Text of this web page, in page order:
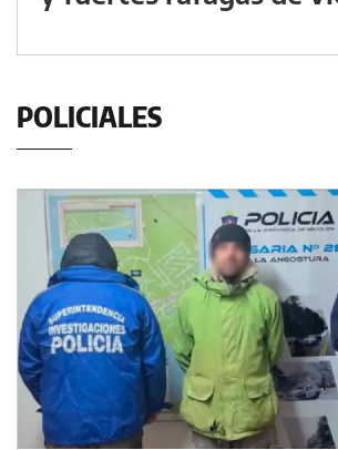
POLICIALES